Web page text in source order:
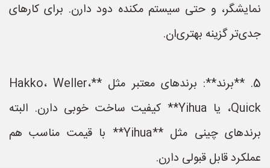
نمایشگر، و حتی سیستم مکنده دود دارن. برای کارهای
جدی‌تر گزینه بهتری‌ان.
5. **برند**: برندهای معتبر مثل **Hakko، Weller،
Quick، یا Yihua** کیفیت ساخت خوبی دارن. البته
برندهای چینی مثل **Yihua** با قیمت مناسب هم
عملکرد قابل قبولی دارن.